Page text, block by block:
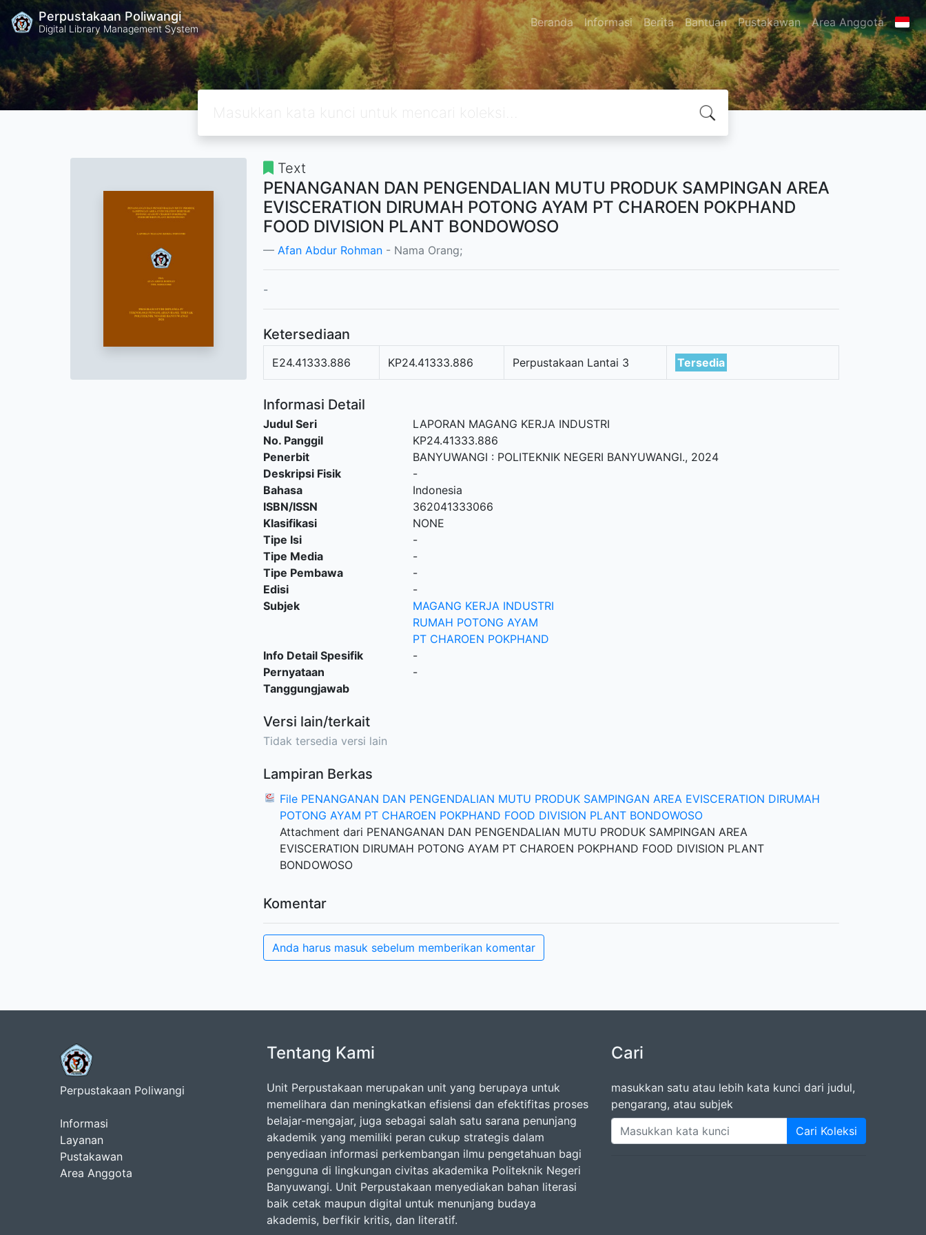
Perpustakaan Poliwangi
Digital Library Management System Beranda Informasi Berita Bantuan Pustakawan Area Anggota
Text
PENANGANAN DAN PENGENDALIAN MUTU PRODUK SAMPINGAN AREA
EVISCERATION DIRUMAH POTONG AYAM PT CHAROEN POKPHAND
FOOD DIVISION PLANT BONDOWOSO
Afan Abdur Rohman - Nama Orang;
-
Ketersediaan
E24.41333.886 KP24.41333.886 Perpustakaan Lantai 3 Tersedia
Informasi Detail
Judul Seri
LAPORAN MAGANG KERJA INDUSTRI
No. Panggil
KP24.41333.886
Penerbit
BANYUWANGI : POLITEKNIK NEGERI BANYUWANGI., 2024
Deskripsi Fisik
-
Bahasa
Indonesia
ISBN/ISSN
362041333066
Klasifikasi
NONE
Tipe Isi
-
Tipe Media
-
Tipe Pembawa
-
Edisi
-
Subjek
MAGANG KERJA INDUSTRI
RUMAH POTONG AYAM
PT CHAROEN POKPHAND
Info Detail Spesifik
-
Pernyataan
Tanggungjawab
-
Versi lain/terkait
Tidak tersedia versi lain
Lampiran Berkas
File PENANGANAN DAN PENGENDALIAN MUTU PRODUK SAMPINGAN AREA EVISCERATION DIRUMAH
POTONG AYAM PT CHAROEN POKPHAND FOOD DIVISION PLANT BONDOWOSO
Attachment dari PENANGANAN DAN PENGENDALIAN MUTU PRODUK SAMPINGAN AREA
EVISCERATION DIRUMAH POTONG AYAM PT CHAROEN POKPHAND FOOD DIVISION PLANT
BONDOWOSO
Komentar
Anda harus masuk sebelum memberikan komentar
Perpustakaan Poliwangi
Informasi
Layanan
Pustakawan
Area Anggota
Tentang Kami
Unit Perpustakaan merupakan unit yang berupaya untuk
memelihara dan meningkatkan efisiensi dan efektifitas proses
belajar-mengajar, juga sebagai salah satu sarana penunjang
akademik yang memiliki peran cukup strategis dalam
penyediaan informasi perkembangan ilmu pengetahuan bagi
pengguna di lingkungan civitas akademika Politeknik Negeri
Banyuwangi. Unit Perpustakaan menyediakan bahan literasi
baik cetak maupun digital untuk menunjang budaya
akademis, berfikir kritis, dan literatif.
Cari
masukkan satu atau lebih kata kunci dari judul,
pengarang, atau subjek
Cari Koleksi